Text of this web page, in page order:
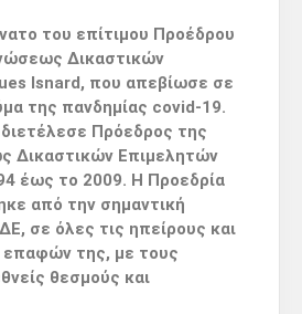
του επίτιμου Προέδρου
Δικαστικών
Isnard, που απεβίωσε σε
της πανδημίας covid-19.
Πρόεδρος της
Δικαστικών Επιμελητών
έως το 2009. Η Προεδρία
από την σημαντική
σε όλες τις ηπείρους και
επαφών της, με τους
θεσμούς και